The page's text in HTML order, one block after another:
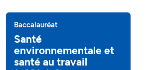
Baccalauréat
Santé
environnementale et
santé au travail